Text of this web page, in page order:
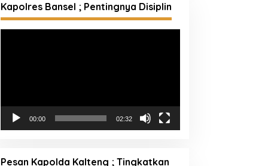
Kapolres Bansel ; Pentingnya Disiplin
00:00 02:32
Pesan Kapolda Kalteng ; Tingkatkan